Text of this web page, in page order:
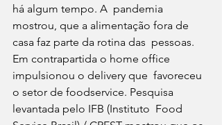
há algum tempo. A  pandemia
mostrou, que a alimentação fora de
casa faz parte da rotina das  pessoas.
Em contrapartida o home office
impulsionou o delivery que  favoreceu
o setor de foodservice. Pesquisa
levantada pelo IFB (Instituto  Food